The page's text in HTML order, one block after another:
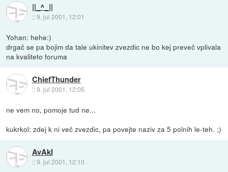
||_^_||
::9. jul 2001, 12:01
Yohan: hehe:)
drgač se pa bojim da tale ukinitev zvezdic ne bo kej preveč vplivala
na kvaliteto foruma
ChiefThunder
::9. jul 2001, 12:05
ne vem no, pomoje tud ne...
kukrkol: zdej k ni več zvezdic, pa povejte naziv za 5 polnih le-teh. ;)
AvAkI
::9. jul 2001, 12:10